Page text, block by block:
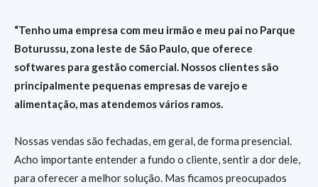
“Tenho uma empresa com meu irmão e meu pai no Parque
Boturussu, zona leste de São Paulo, que oferece
softwares para gestão comercial. Nossos clientes são
principalmente pequenas empresas de varejo e
alimentação, mas atendemos vários ramos.
Nossas vendas são fechadas, em geral, de forma presencial.
Acho importante entender a fundo o cliente, sentir a dor dele,
para oferecer a melhor solução. Mas ficamos preocupados